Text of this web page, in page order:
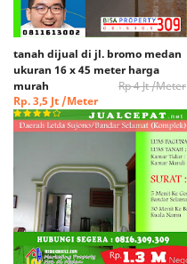
tanah dijual di jl. bromo medan
ukuran 16 x 45 meter harga
murah
Rp 4 Jt /Meter
Rp. 3,5 Jt /Meter